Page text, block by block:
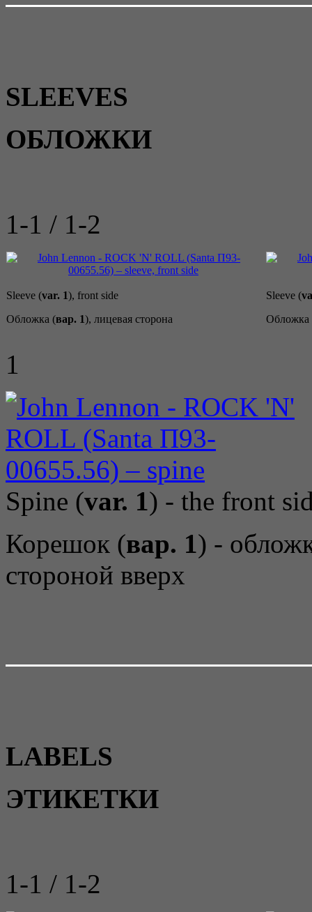
SLEEVES
ОБЛОЖКИ
1-1 / 1-2
Sleeve (var. 1), front side
Обложка (вар. 1), лицевая сторона
Sleeve (
Обложка
1
Spine (var. 1) - the front
Корешок (вар. 1) -
стороной вверх
LABELS
ЭТИКЕТКИ
1-1 / 1-2